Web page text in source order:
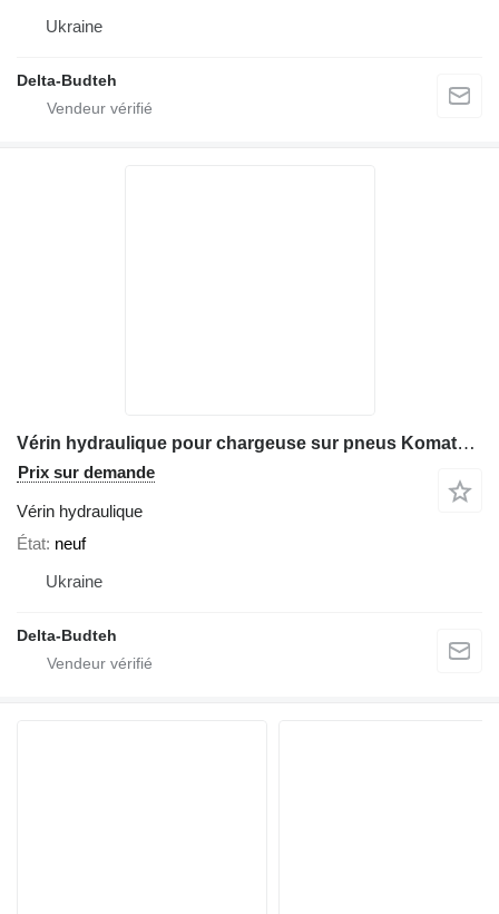
Ukraine
Delta-Budteh
Vérin hydraulique pour chargeuse sur pneus Komatsu WA470
Prix sur demande
Vérin hydraulique
État neuf
Ukraine
Delta-Budteh